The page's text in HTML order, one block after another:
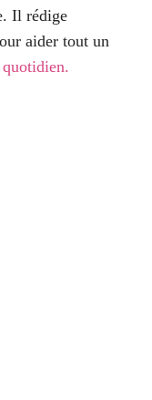
Il rédige
aider tout un
.